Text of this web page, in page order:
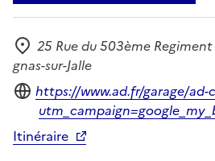
Adresse
25 Rue du 503ème
gnas-sur-Jalle
Site internet
https://www.ad.fr/garage/ad-
Itinéraire